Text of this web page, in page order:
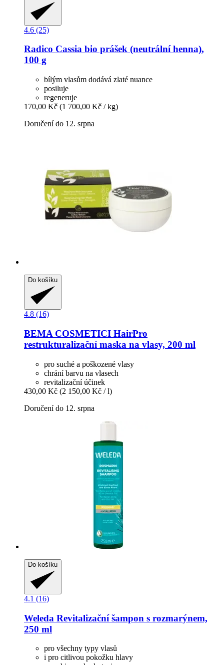
4.6 (25)
Radico Cassia bio prášek (neutrální henna),
100 g
bílým vlasům dodává zlaté nuance
posiluje
regeneruje
170,00 Kč (1 700,00 Kč / kg)
Doručení do 12. srpna
Do košíku
4.8 (16)
BEMA COSMETICI HairPro
restrukturalizační maska na vlasy, 200 ml
pro suché a poškozené vlasy
chrání barvu na vlasech
revitalizační účinek
430,00 Kč (2 150,00 Kč / l)
Doručení do 12. srpna
Do košíku
4.1 (16)
Weleda Revitalizační šampon s rozmarýnem,
250 ml
pro všechny typy vlasů
i pro citlivou pokožku hlavy